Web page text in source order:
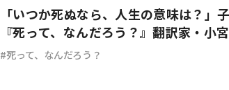
「いつか死ぬなら、人生の意味は？」
『死って、なんだろう？』翻訳家・小
死って、なんだろう？